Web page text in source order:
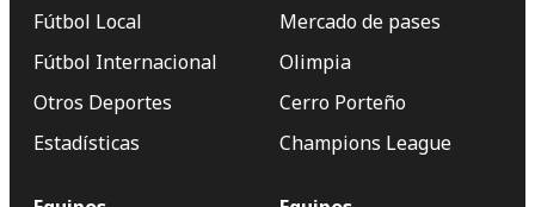
Fútbol Local
Fútbol Internacional
Otros Deportes
Estadísticas
Mercado de pases
Olimpia
Cerro Porteño
Champions League